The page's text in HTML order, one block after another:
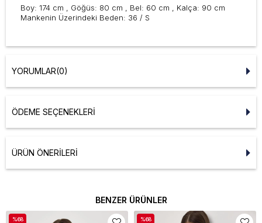
Boy: 174 cm , Göğüs: 80 cm , Bel: 60 cm , Kalça: 90 cm
Mankenin Üzerindeki Beden: 36 / S
YORUMLAR(0)
ÖDEME SEÇENEKLERI
ÜRÜN ÖNERILERI
BENZER ÜRÜNLER
%68 %68